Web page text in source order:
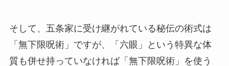
そして、五条家に受け継がれている秘伝の術式は
「無下限呪術」ですが、「六眼」という特異な体
質も併せ持っていなければ「無下限呪術」を使う